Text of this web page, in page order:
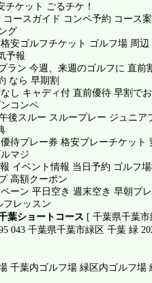
チケット ごるチケ！
ースガイド コンペ予約 コース
グ
安ゴルフチケット ゴルフ場 周辺
予報
ラン 今週、来週のゴルフに 直前
なら 早期割
し キャディ付 直前優待 早割で
コンペ
後スルー スループレー ジュニア
待プレー券 格安プレーチケット
マジ
イベント情報 当日予約 ゴルフ
高額クーポン
ーン 平日空き 週末空き 早朝プ
フレッスン
葉ショートコース [ 千葉県千葉
043 千葉県千葉市緑区 千葉 緑
千葉内ゴルフ場 緑区内ゴルフ場